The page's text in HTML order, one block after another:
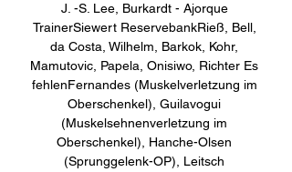
J. -S. Lee, Burkardt - Ajorque
TrainerSiewert ReservebankRieß, Bell,
da Costa, Wilhelm, Barkok, Kohr,
Mamutovic, Papela, Onisiwo, Richter Es
fehlenFernandes (Muskelverletzung im
Oberschenkel), Guilavogui
(Muskelsehnenverletzung im
Oberschenkel), Hanche-Olsen
(Sprunggelenk-OP), Leitsch